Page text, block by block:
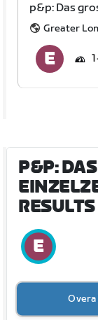
p&p: Das
Greater
1
P&P:
RESULTS